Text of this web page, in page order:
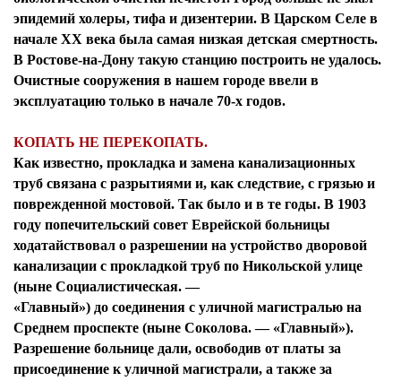
эпидемий холеры, тифа и дизентерии. В Царском Селе в
начале XX века была самая низкая детская смертность.
В Ростове-на-Дону такую станцию построить не удалось.
Очистные сооружения в нашем городе ввели в
эксплуатацию только в начале 70-х годов.
КОПАТЬ НЕ ПЕРЕКОПАТЬ.
Как известно, прокладка и замена канализационных
труб связана с разрытиями и, как следствие, с грязью и
поврежденной мостовой. Так было и в те годы. В 1903
году попечительский совет Еврейской больницы
ходатайствовал о разрешении на устройство дворовой
канализации с прокладкой труб по Никольской улице
(ныне Социалистическая. —
«Главный») до соединения с уличной магистралью на
Среднем проспекте (ныне Соколова. — «Главный»).
Разрешение больнице дали, освободив от платы за
присоединение к уличной магистрали, а также за
Я согласен сполитикой конфиденциальности и
защиты информации*
Я согласен сполитикой конфиденциальности и
защиты информации*